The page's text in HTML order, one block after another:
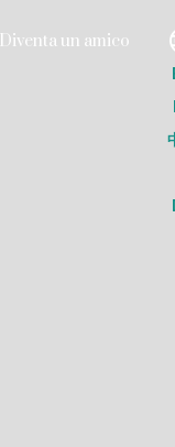
Diventa un amico